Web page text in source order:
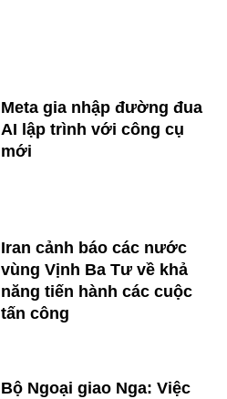
Meta gia nhập đường đua
AI lập trình với công cụ
mới
Iran cảnh báo các nước
vùng Vịnh Ba Tư về khả
năng tiến hành các cuộc
tấn công
Bộ Ngoại giao Nga: Việc